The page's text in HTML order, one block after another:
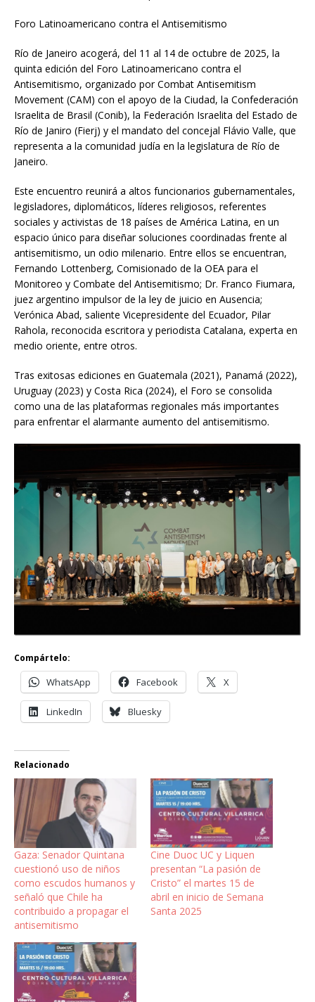
Foro Latinoamericano contra el Antisemitismo
Río de Janeiro acogerá, del 11 al 14 de octubre de 2025, la
quinta edición del Foro Latinoamericano contra el
Antisemitismo, organizado por Combat Antisemitism
Movement (CAM) con el apoyo de la Ciudad, la Confederación
Israelita de Brasil (Conib), la Federación Israelita del Estado de
Río de Janiro (Fierj) y el mandato del concejal Flávio Valle, que
representa a la comunidad judía en la legislatura de Río de
Janeiro.
Este encuentro reunirá a altos funcionarios gubernamentales,
legisladores, diplomáticos, líderes religiosos, referentes
sociales y activistas de 18 países de América Latina, en un
espacio único para diseñar soluciones coordinadas frente al
antisemitismo, un odio milenario. Entre ellos se encuentran,
Fernando Lottenberg, Comisionado de la OEA para el
Monitoreo y Combate del Antisemitismo; Dr. Franco Fiumara,
juez argentino impulsor de la ley de juicio en Ausencia;
Verónica Abad, saliente Vicepresidente del Ecuador, Pilar
Rahola, reconocida escritora y periodista Catalana, experta en
medio oriente, entre otros.
Tras exitosas ediciones en Guatemala (2021), Panamá (2022),
Uruguay (2023) y Costa Rica (2024), el Foro se consolida
como una de las plataformas regionales más importantes
para enfrentar el alarmante aumento del antisemitismo.
Compártelo:
WhatsApp Facebook X
LinkedIn Bluesky
Relacionado
Gaza: Senador Quintana
cuestionó uso de niños
como escudos humanos y
señaló que Chile ha
contribuido a propagar el
antisemitismo
Cine Duoc UC y Liquen
presentan “La pasión de
Cristo” el martes 15 de
abril en inicio de Semana
Santa 2025